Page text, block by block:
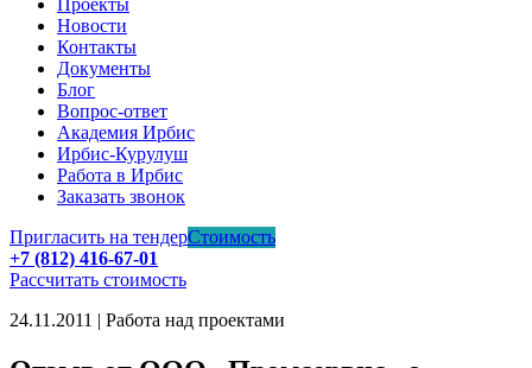
Проекты
Новости
Контакты
Документы
Блог
Вопрос-ответ
Академия Ирбис
Ирбис-Курулуш
Работа в Ирбис
Заказать звонок
Пригласить на тендерСтоимость
+7 (812) 416-67-01
Рассчитать стоимость
24.11.2011 | Работа над проектами